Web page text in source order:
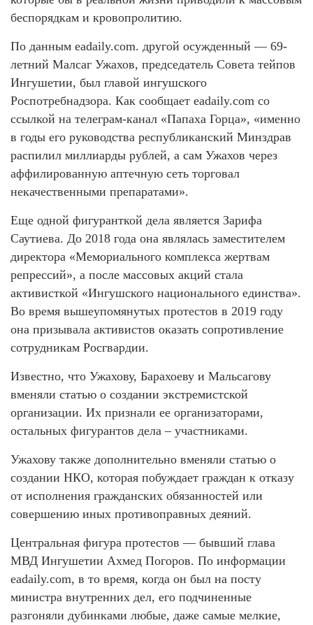
беспорядкам и кровопролитию.
По данным eadaily.com. другой осужденный — 69-
летний Малсаг Ужахов, председатель Совета тейпов
Ингушетии, был главой ингушского
Роспотребнадзора. Как сообщает eadaily.com со
ссылкой на телеграм-канал «Папаха Горца», «именно
в годы его руководства республиканский Минздрав
распилил миллиарды рублей, а сам Ужахов через
аффилированную аптечную сеть торговал
некачественными препаратами».
Еще одной фигуранткой дела является Зарифа
Саутиева. До 2018 года она являлась заместителем
директора «Мемориального комплекса жертвам
репрессий», а после массовых акций стала
активисткой «Ингушского национального единства».
Во время вышеупомянутых протестов в 2019 году
она призывала активистов оказать сопротивление
сотрудникам Росгвардии.
Известно, что Ужахову, Барахоеву и Мальсагову
вменяли статью о создании экстремистской
организации. Их признали ее организаторами,
остальных фигурантов дела – участниками.
Ужахову также дополнительно вменяли статью о
создании НКО, которая побуждает граждан к отказу
от исполнения гражданских обязанностей или
совершению иных противоправных деяний.
Центральная фигура протестов — бывший глава
МВД Ингушетии Ахмед Погоров. По информации
eadaily.com, в то время, когда он был на посту
министра внутренних дел, его подчиненные
разгоняли дубинками любые, даже самые мелкие,